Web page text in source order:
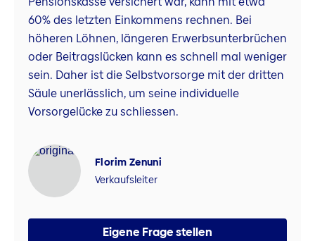
60% des letzten Einkommens rechnen. Bei
höheren Löhnen, längeren Erwerbsunterbrüchen
oder Beitragslücken kann es schnell mal weniger
sein. Daher ist die Selbstvorsorge mit der dritten
Säule unerlässlich, um seine individuelle
Vorsorgelücke zu schliessen.
Florim Zenuni
Verkaufsleiter
Eigene Frage stellen